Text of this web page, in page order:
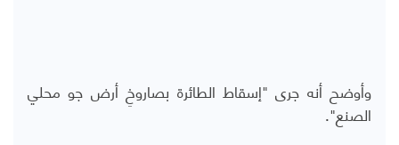
وأوضح أنه جرى "إسقاط الطائرة بصاروخِ أرض جو محلي
الصنع".